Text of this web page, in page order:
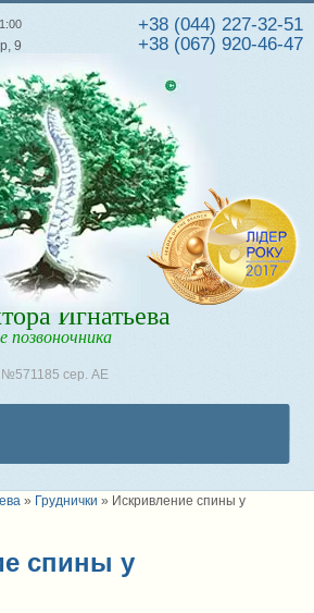
+38 (044) 227-32-51
+38 (067) 920-46-47
9
Игнатьева
позвоночника
сер. АЕ
» Груднички » Искривление спины у
спины у